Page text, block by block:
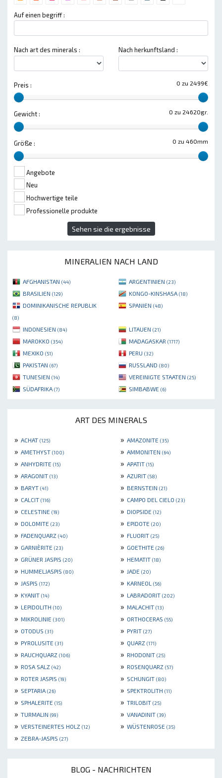
Auf einen begriff :
Nach art des minerals : Nach herkunftsland :
0 zu 2499€
Preis :
0 zu 24620gr.
Gewicht :
0 zu 460mm
Größe :
Angebote
Neu
Hochwertige teile
Professionelle produkte
Sehen sie die ergebnisse
MINERALIEN NACH LAND
AFGHANISTAN (44) ARGENTINIEN (23)
BRASILIEN (129) KONGO-KINSHASA (18)
DOMINIKANISCHE REPUBLIK
(8)
SPANIEN (48)
INDONESIEN (84) LITAUEN (21)
MAROKKO (354) MADAGASKAR (1717)
MEXIKO (51) PERU (32)
PAKISTAN (67) RUSSLAND (80)
TUNESIEN (14) VEREINIGTE STAATEN (25)
SÜDAFRIKA (7) SIMBABWE (6)
ART DES MINERALS
» ACHAT (125) » AMAZONITE (35)
» AMETHYST (100) » AMMONITEN (64)
» ANHYDRITE (15) » APATIT (15)
» ARAGONIT (13) » AZURIT (58)
» BARYT (41) » BERNSTEIN (21)
» CALCIT (116) » CAMPO DEL CIELO (23)
» CELESTINE (19) » DIOPSIDE (12)
» DOLOMITE (23) » EPIDOTE (20)
» FADENQUARZ (40) » FLUORIT (25)
» GARNIÈRITE (23) » GOETHITE (26)
» GRÜNER JASPIS (20) » HEMATIT (18)
» HUMMELJASPIS (80) » JADE (20)
» JASPIS (172) » KARNEOL (56)
» KYANIT (14) » LABRADORIT (202)
» LEPIDOLITH (10) » MALACHIT (13)
» MIKROLINIE (301) » ORTHOCERAS (55)
» OTODUS (31) » PYRIT (27)
» PYROLUSITE (31) » QUARZ (171)
» RAUCHQUARZ (106) » RHODONIT (25)
» ROSA SALZ (42) » ROSENQUARZ (57)
» ROTER JASPIS (19) » SCHUNGIT (80)
» SEPTARIA (26) » SPEKTROLITH (11)
» SPHALERITE (15) » TRILOBIT (25)
» TURMALIN (99) » VANADINIT (39)
» VERSTEINERTES HOLZ (12) » WÜSTENROSE (35)
» ZEBRA-JASPIS (27)
BLOG - NACHRICHTEN